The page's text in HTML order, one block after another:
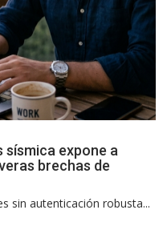
expone a
brechas de
sin autenticación robusta...